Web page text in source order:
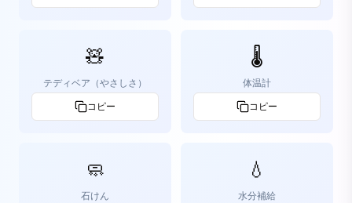
🧸
テディベア（やさしさ）
コピー
🌡️
体温計
コピー
🧼
石けん
💧
水分補給